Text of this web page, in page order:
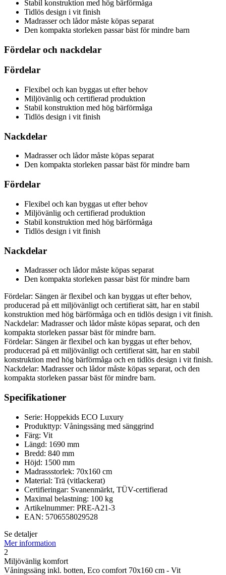
Stabil konstruktion med hög bärförmåga
Tidlös design i vit finish
Madrasser och lådor måste köpas separat
Den kompakta storleken passar bäst för mindre barn
Fördelar och nackdelar
Fördelar
Flexibel och kan byggas ut efter behov
Miljövänlig och certifierad produktion
Stabil konstruktion med hög bärförmåga
Tidlös design i vit finish
Nackdelar
Madrasser och lådor måste köpas separat
Den kompakta storleken passar bäst för mindre barn
Fördelar
Flexibel och kan byggas ut efter behov
Miljövänlig och certifierad produktion
Stabil konstruktion med hög bärförmåga
Tidlös design i vit finish
Nackdelar
Madrasser och lådor måste köpas separat
Den kompakta storleken passar bäst för mindre barn
Fördelar: Sängen är flexibel och kan byggas ut efter behov,
producerad på ett miljövänligt och certifierat sätt, har en stabil
konstruktion med hög bärförmåga och en tidlös design i vit finish.
Nackdelar: Madrasser och lådor måste köpas separat, och den
kompakta storleken passar bäst för mindre barn.
Fördelar: Sängen är flexibel och kan byggas ut efter behov,
producerad på ett miljövänligt och certifierat sätt, har en stabil
konstruktion med hög bärförmåga och en tidlös design i vit finish.
Nackdelar: Madrasser och lådor måste köpas separat, och den
kompakta storleken passar bäst för mindre barn.
Specifikationer
Serie: Hoppekids ECO Luxury
Produkttyp: Våningssäng med sänggrind
Färg: Vit
Längd: 1690 mm
Bredd: 840 mm
Höjd: 1500 mm
Madrassstorlek: 70x160 cm
Material: Trä (vitlackerat)
Certifieringar: Svanenmärkt, TÜV-certifierad
Maximal belastning: 100 kg
Artikelnummer: PRE-A21-3
EAN: 5706558029528
Se detaljer
Mer information
2
Miljövänlig komfort
Våningssäng inkl. botten, Eco comfort 70x160 cm - Vit